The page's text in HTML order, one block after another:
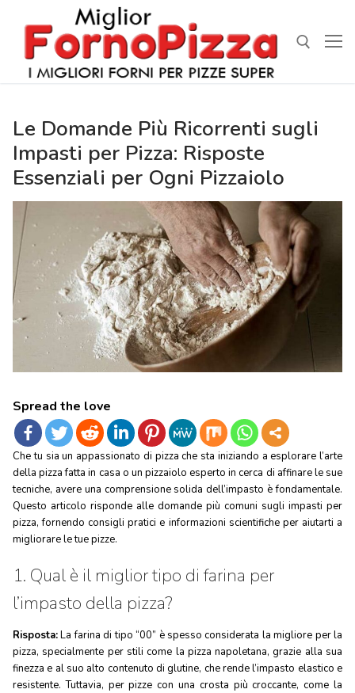
contenuto
Le Domande Più Ricorrenti sugli
Impasti per Pizza: Risposte
Essenziali per Ogni Pizzaiolo
Spread the love
Che tu sia un appassionato di pizza che sta iniziando a esplorare l’arte
della pizza fatta in casa o un pizzaiolo esperto in cerca di affinare le sue
tecniche, avere una comprensione solida dell’impasto è fondamentale.
Questo articolo risponde alle domande più comuni sugli impasti per
pizza, fornendo consigli pratici e informazioni scientifiche per aiutarti a
migliorare le tue pizze.
1. Qual è il miglior tipo di farina per
l’impasto della pizza?
Risposta:La farina di tipo “00” è spesso considerata la migliore per la
pizza, specialmente per stili come la pizza napoletana, grazie alla sua
finezza e al suo alto contenuto di glutine, che rende l’impasto elastico e
resistente. Tuttavia, per pizze con una crosta più croccante, come la